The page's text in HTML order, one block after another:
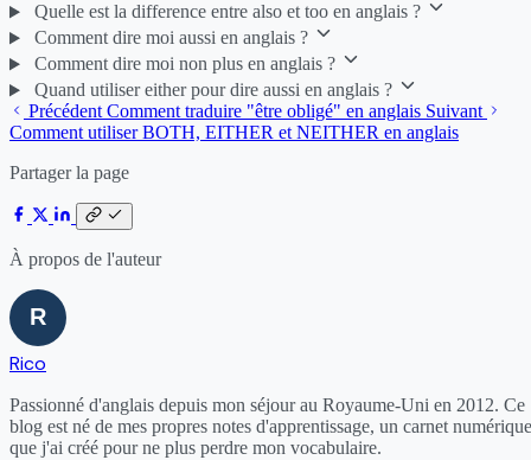
Quelle est la difference entre also et too en anglais ?
Comment dire moi aussi en anglais ?
Comment dire moi non plus en anglais ?
Quand utiliser either pour dire aussi en anglais ?
PrécédentComment traduire "être obligé" en anglais Suivant
Comment utiliser BOTH, EITHER et NEITHER en anglais
Partager la page
À propos de l'auteur
Rico
Passionné d'anglais depuis mon séjour au Royaume-Uni en 2012. Ce
blog est né de mes propres notes d'apprentissage, un carnet numérique
que j'ai créé pour ne plus perdre mon vocabulaire.